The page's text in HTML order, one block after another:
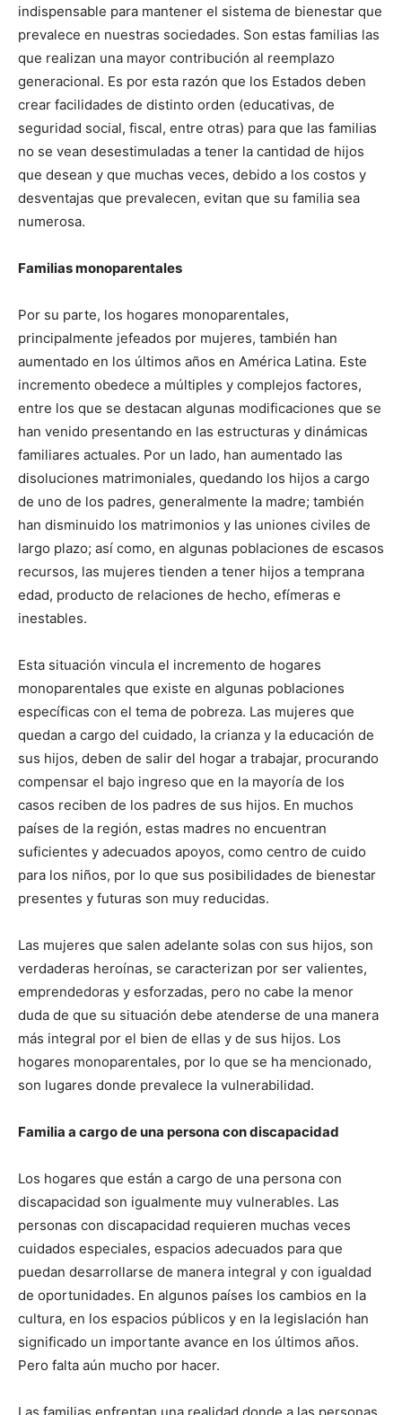
indispensable para mantener el sistema de bienestar que
prevalece en nuestras sociedades. Son estas familias las
que realizan una mayor contribución al reemplazo
generacional. Es por esta razón que los Estados deben
crear facilidades de distinto orden (educativas, de
seguridad social, fiscal, entre otras) para que las familias
no se vean desestimuladas a tener la cantidad de hijos
que desean y que muchas veces, debido a los costos y
desventajas que prevalecen, evitan que su familia sea
numerosa.
Familias monoparentales
Por su parte, los hogares monoparentales,
principalmente jefeados por mujeres, también han
aumentado en los últimos años en América Latina. Este
incremento obedece a múltiples y complejos factores,
entre los que se destacan algunas modificaciones que se
han venido presentando en las estructuras y dinámicas
familiares actuales. Por un lado, han aumentado las
disoluciones matrimoniales, quedando los hijos a cargo
de uno de los padres, generalmente la madre; también
han disminuido los matrimonios y las uniones civiles de
largo plazo; así como, en algunas poblaciones de escasos
recursos, las mujeres tienden a tener hijos a temprana
edad, producto de relaciones de hecho, efímeras e
inestables.
Esta situación vincula el incremento de hogares
monoparentales que existe en algunas poblaciones
específicas con el tema de pobreza. Las mujeres que
quedan a cargo del cuidado, la crianza y la educación de
sus hijos, deben de salir del hogar a trabajar, procurando
compensar el bajo ingreso que en la mayoría de los
casos reciben de los padres de sus hijos. En muchos
países de la región, estas madres no encuentran
suficientes y adecuados apoyos, como centro de cuido
para los niños, por lo que sus posibilidades de bienestar
presentes y futuras son muy reducidas.
Las mujeres que salen adelante solas con sus hijos, son
verdaderas heroínas, se caracterizan por ser valientes,
emprendedoras y esforzadas, pero no cabe la menor
duda de que su situación debe atenderse de una manera
más integral por el bien de ellas y de sus hijos. Los
hogares monoparentales, por lo que se ha mencionado,
son lugares donde prevalece la vulnerabilidad.
Familia a cargo de una persona con discapacidad
Los hogares que están a cargo de una persona con
discapacidad son igualmente muy vulnerables. Las
personas con discapacidad requieren muchas veces
cuidados especiales, espacios adecuados para que
puedan desarrollarse de manera integral y con igualdad
de oportunidades. En algunos países los cambios en la
cultura, en los espacios públicos y en la legislación han
significado un importante avance en los últimos años.
Pero falta aún mucho por hacer.